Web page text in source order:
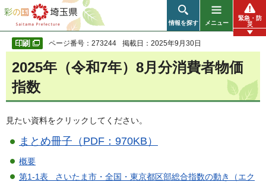
彩の国 埼玉県
情報を探す メニュー
緊急・防
災
ページ番号：273244 掲載日：2025年9月30日
2025年（令和7年）8月分消費者物価
指数
見たい資料をクリックしてください。
まとめ冊子（PDF：970KB）
概要
第1-1表 さいたま市・全国・東京都区部総合指数の動き（エク